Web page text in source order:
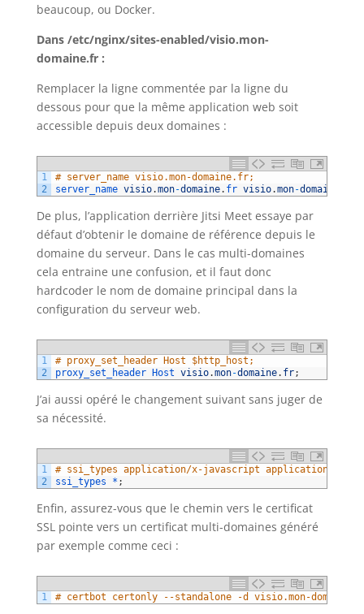
beaucoup, ou Docker.
Dans /etc/nginx/sites-enabled/visio.mon-
domaine.fr :
Remplacer la ligne commentée par la ligne du
dessous pour que la même application web soit
accessible depuis deux domaines :
1
2
# server_name visio.mon-domaine.fr;
server_name visio.mon-domaine. fr visio.mon-domaine2
De plus, l’application derrière Jitsi Meet essaye par
défaut d’obtenir le domaine de référence depuis le
domaine du serveur. Dans le cas multi-domaines
cela entraine une confusion, et il faut donc
hardcoder le nom de domaine principal dans la
configuration du serveur web.
1
2
# proxy_set_header Host $http_host;
proxy_set_header
Host visio.mon-domaine. fr;
J’ai aussi opéré le changement suivant sans juger de
sa nécessité.
1
2
# ssi_types application/x-javascript application/
ssi_types * ;
Enfin, assurez-vous que le chemin vers le certificat
SSL pointe vers un certificat multi-domaines généré
par exemple comme ceci :
1 # certbot certonly --standalone -d visio.mon-